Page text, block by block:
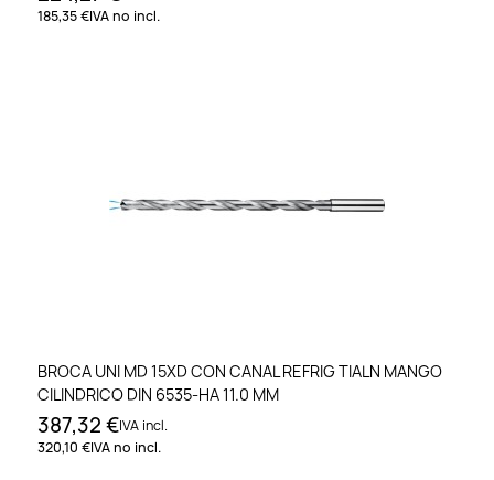
185,35 €IVA no incl.
BROCA UNI MD 15XD CON CANAL REFRIG TIALN MANGO
CILINDRICO DIN 6535-HA 11.0 MM
387,32 €IVA incl.
320,10 €IVA no incl.